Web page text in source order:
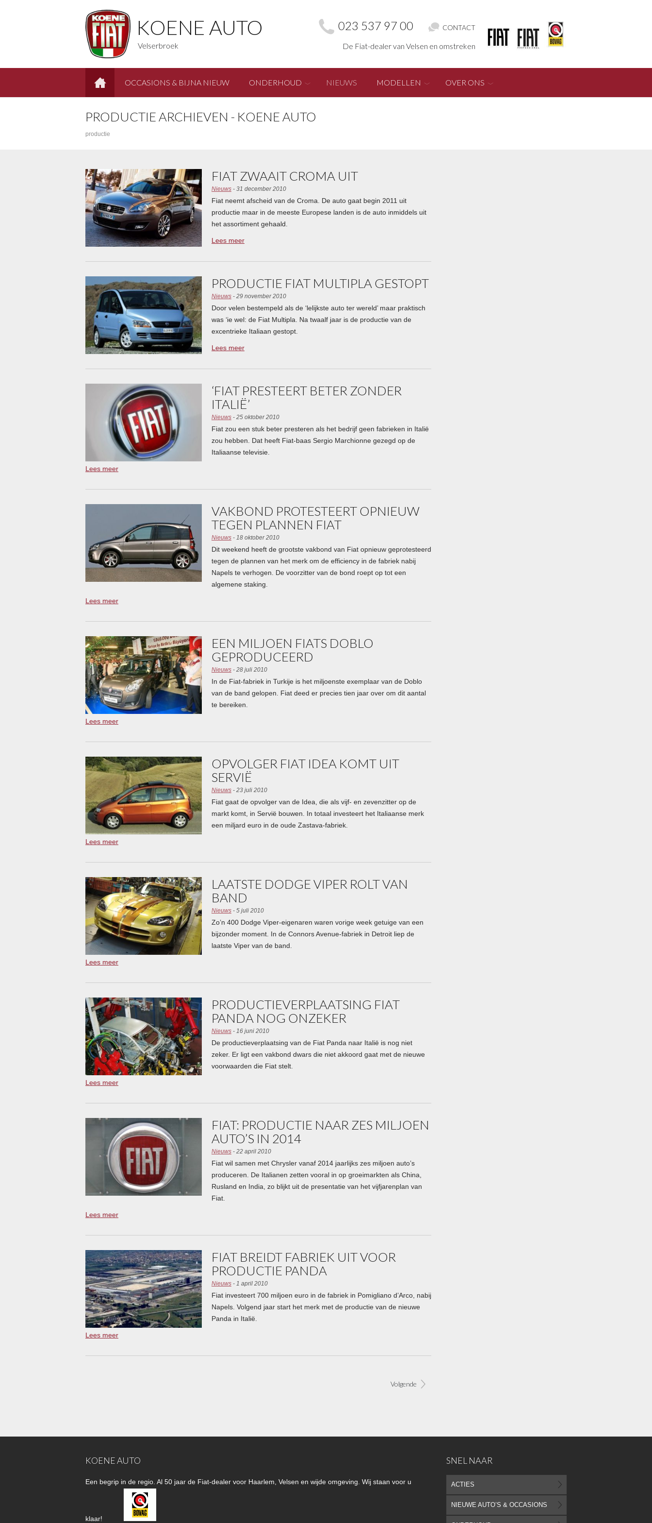
KOENE AUTO
Velserbroek
023 537 97 00 CONTACT
De Fiat-dealer van Velsen en omstreken
OCCASIONS & BIJNA NIEUW ONDERHOUD NIEUWS MODELLEN OVER ONS
PRODUCTIE ARCHIEVEN - KOENE AUTO
productie
FIAT ZWAAIT CROMA UIT
Nieuws - 31 december 2010
Fiat neemt afscheid van de Croma. De auto gaat begin 2011 uit
productie maar in de meeste Europese landen is de auto inmiddels uit
het assortiment gehaald.
Lees meer
PRODUCTIE FIAT MULTIPLA GESTOPT
Nieuws - 29 november 2010
Door velen bestempeld als de ‘lelijkste auto ter wereld’ maar praktisch
was ‘ie wel: de Fiat Multipla. Na twaalf jaar is de productie van de
excentrieke Italiaan gestopt.
Lees meer
‘FIAT PRESTEERT BETER ZONDER
ITALIË’
Nieuws - 25 oktober 2010
Fiat zou een stuk beter presteren als het bedrijf geen fabrieken in Italië
zou hebben. Dat heeft Fiat-baas Sergio Marchionne gezegd op de
Italiaanse televisie.
Lees meer
VAKBOND PROTESTEERT OPNIEUW
TEGEN PLANNEN FIAT
Nieuws - 18 oktober 2010
Dit weekend heeft de grootste vakbond van Fiat opnieuw geprotesteerd
tegen de plannen van het merk om de efficiency in de fabriek nabij
Napels te verhogen. De voorzitter van de bond roept op tot een
algemene staking.
Lees meer
EEN MILJOEN FIATS DOBLO
GEPRODUCEERD
Nieuws - 28 juli 2010
In de Fiat-fabriek in Turkije is het miljoenste exemplaar van de Doblo
van de band gelopen. Fiat deed er precies tien jaar over om dit aantal
te bereiken.
Lees meer
OPVOLGER FIAT IDEA KOMT UIT
SERVIË
Nieuws - 23 juli 2010
Fiat gaat de opvolger van de Idea, die als vijf- en zevenzitter op de
markt komt, in Servië bouwen. In totaal investeert het Italiaanse merk
een miljard euro in de oude Zastava-fabriek.
Lees meer
LAATSTE DODGE VIPER ROLT VAN
BAND
Nieuws - 5 juli 2010
Zo’n 400 Dodge Viper-eigenaren waren vorige week getuige van een
bijzonder moment. In de Connors Avenue-fabriek in Detroit liep de
laatste Viper van de band.
Lees meer
PRODUCTIEVERPLAATSING FIAT
PANDA NOG ONZEKER
Nieuws - 16 juni 2010
De productieverplaatsing van de Fiat Panda naar Italië is nog niet
zeker. Er ligt een vakbond dwars die niet akkoord gaat met de nieuwe
voorwaarden die Fiat stelt.
Lees meer
FIAT: PRODUCTIE NAAR ZES MILJOEN
AUTO’S IN 2014
Nieuws - 22 april 2010
Fiat wil samen met Chrysler vanaf 2014 jaarlijks zes miljoen auto’s
produceren. De Italianen zetten vooral in op groeimarkten als China,
Rusland en India, zo blijkt uit de presentatie van het vijfjarenplan van
Fiat.
Lees meer
FIAT BREIDT FABRIEK UIT VOOR
PRODUCTIE PANDA
Nieuws - 1 april 2010
Fiat investeert 700 miljoen euro in de fabriek in Pomigliano d’Arco, nabij
Napels. Volgend jaar start het merk met de productie van de nieuwe
Panda in Italië.
Lees meer
Volgende
KOENE AUTO
Een begrip in de regio. Al 50 jaar de Fiat-dealer voor Haarlem, Velsen en wijde omgeving. Wij staan voor u
klaar!
SNEL NAAR
ACTIES
NIEUWE AUTO’S & OCCASIONS